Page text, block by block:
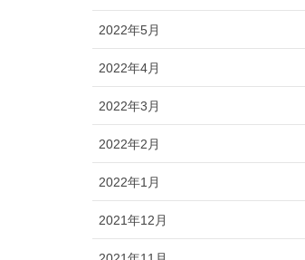
2022年5月
2022年4月
2022年3月
2022年2月
2022年1月
2021年12月